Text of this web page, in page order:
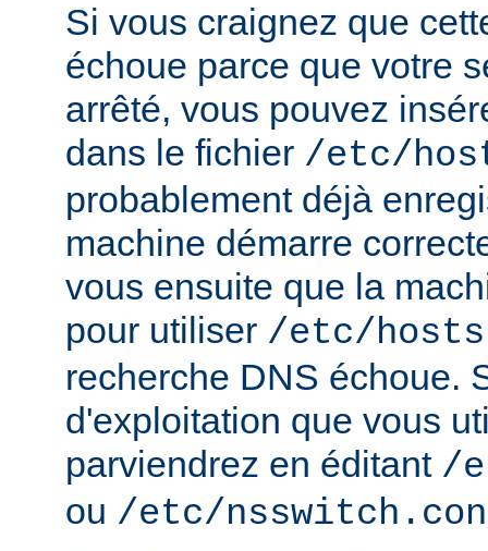
Si vous craignez que
échoue parce que votre
arrêté, vous pouvez
dans le fichier /etc/
probablement déjà
machine démarre
vous ensuite que la
pour utiliser /etc/hosts
recherche DNS échoue.
d'exploitation que vous
parviendrez en éditant /
ou /etc/